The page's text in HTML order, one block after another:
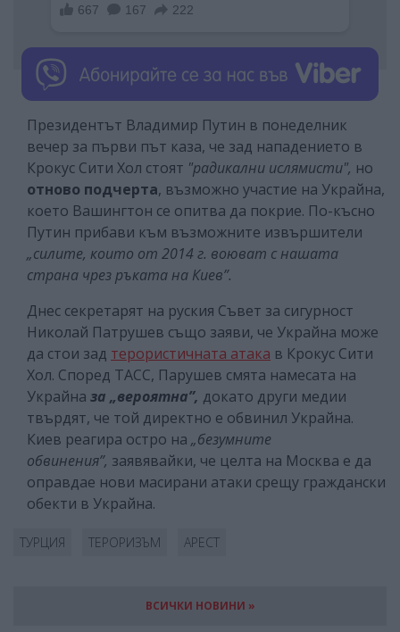
Президентът Владимир Путин в понеделник
вечер за първи път каза, че зад нападението в
Крокус Сити Хол стоят "радикални ислямисти", но
отново подчерта, възможно участие на Украйна,
което Вашингтон се опитва да покрие. По-късно
Путин прибави към възможните извършители
„силите, които от 2014 г. воюват с нашата
страна чрез ръката на Киев”.
Днес секретарят на руския Съвет за сигурност
Николай Патрушев също заяви, че Украйна може
да стои зад терористичната атака в Крокус Сити
Хол. Според ТАСС, Парушев смята намесата на
Украйна за „вероятна”, докато други медии
твърдят, че той директно е обвинил Украйна.
Киев реагира остро на „безумните
обвинения”, заявявайки, че целта на Москва е да
оправдае нови масирани атаки срещу граждански
обекти в Украйна.
ТУРЦИЯ ТЕРОРИЗЪМ АРЕСТ
ВСИЧКИ НОВИНИ »